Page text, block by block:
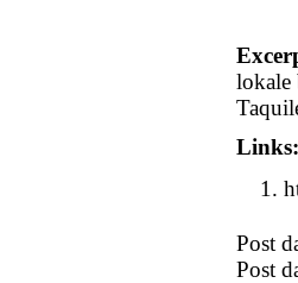
lokale
Links:
Post
Post